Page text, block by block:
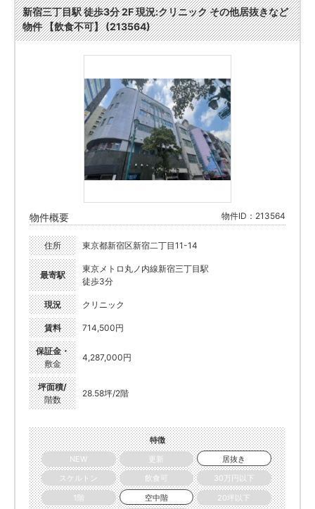
新宿三丁目駅 徒歩3分 2F 現況:クリニック その他居抜きなど
物件 【飲食不可】 (213564)
物件概要 物件ID：213564
住所 東京都新宿区新宿二丁目11-14
最寄駅
東京メトロ丸ノ内線新宿三丁目駅
徒歩3分
現況 クリニック
賃料 714,500円
保証金・
敷金
4,287,000円
坪面積/
階数
28.58坪/2階
特徴
NEW
更新
居抜き
スケルトン
飲食可
30万円以下
1階
空中階
20坪以下